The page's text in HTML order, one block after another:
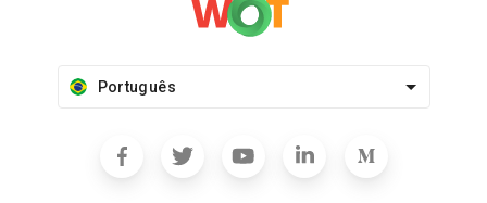
Português